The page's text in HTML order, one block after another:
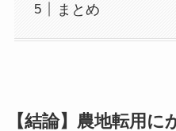
まとめ
【結論】農地転用